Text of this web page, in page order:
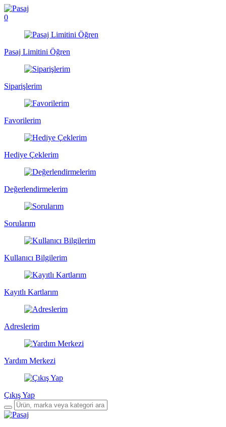
0
Pasaj Limitini Öğren
Siparişlerim
Favorilerim
Hediye Çeklerim
Değerlendirmelerim
Sorularım
Kullanıcı Bilgilerim
Kayıtlı Kartlarım
Adreslerim
Yardım Merkezi
Çıkış Yap